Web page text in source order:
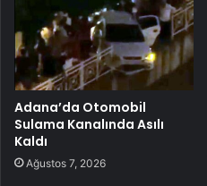
Adana’da Otomobil
Sulama Kanalında Asılı
Kaldı
Ağustos 7, 2026